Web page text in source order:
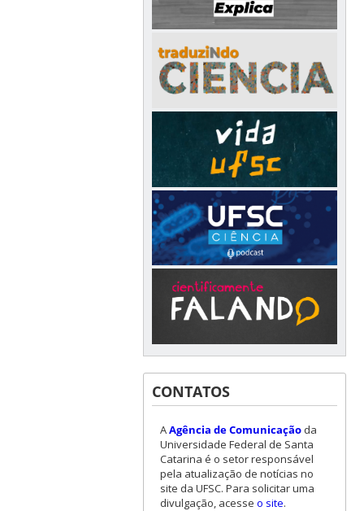
CONTATOS
AAgência de Comunicaçãoda
Universidade Federal de Santa
Catarina é o setor responsável
pela atualização de notícias no
site da UFSC. Para solicitar uma
divulgação, acesse o site.